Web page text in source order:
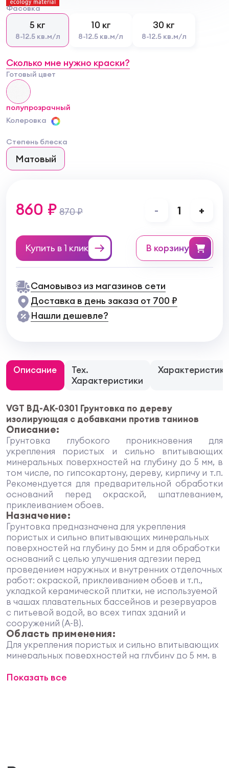
Фасовка
5 кг
8-12.5 кв.м/л
10 кг
8-12.5 кв.м/л
30 кг
8-12.5 кв.м/л
Сколько мне нужно краски?
Готовый цвет
полупрозрачный
Колеровка
Степень блеска
Матовый
860 ₽ 870 ₽ - 1 +
Купить в 1 клик в корзину
Самовывоз из магазинов сети
Доставка в день заказа от 700 ₽
Нашли дешевле?
Описание
Тех.
Характеристики
Характеристики
VGT ВД-АК-0301 Грунтовка по дереву
изолирующая с добавками против танинов
Описание:
Грунтовка глубокого проникновения для
укрепления пористых и сильно впитывающих
минеральных поверхностей на глубину до 5 мм, в
том числе, по гипсокартону, дереву, кирпичу и т.п.
Рекомендуется для предварительной обработки
оснований перед окраской, шпатлеванием,
приклеиванием обоев.
Назначение:
Грунтовка предназначена для укрепления
пористых и сильно впитывающих минеральных
поверхностей на глубину до 5мм и для обработки
оснований с целью улучшения адгезии перед
проведением наружных и внутренних отделочных
работ: окраской, приклеиванием обоев и т.п.,
укладкой керамической плитки, не используемой
в чашах плавательных бассейнов и резервуаров
с питьевой водой, во всех типах зданий и
сооружений (А-В).
Область применения:
Для укрепления пористых и сильно впитывающих
минеральных поверхностей на глубину до 5 мм, в
Свойства:
Показать все